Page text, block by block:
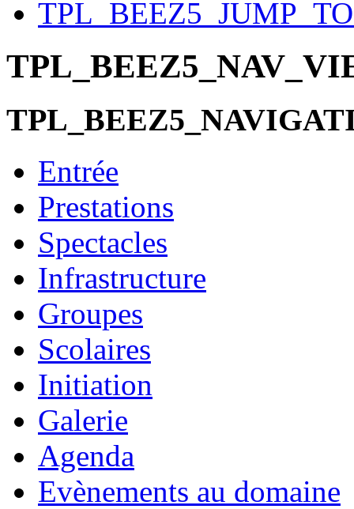
Entrée
Prestations
Spectacles
Infrastructure
Groupes
Scolaires
Initiation
Galerie
Agenda
Evènements au domaine